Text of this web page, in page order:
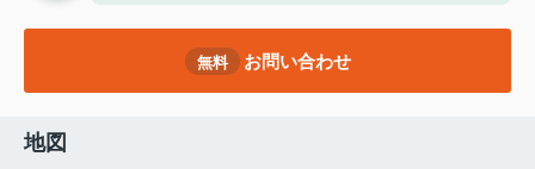
無料 お問い合わせ
地図